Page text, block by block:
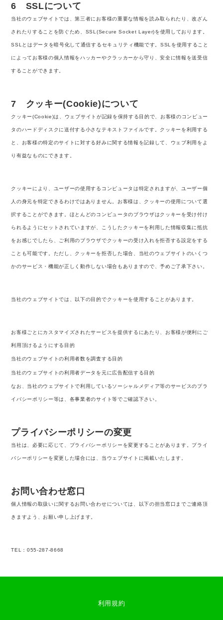
6 SSLについて
当社のウェブサイトでは、第三者にお客様の重要な情報を読み取られたり、改ざん
されたりすることを防ぐため、SSL(Secure Socket Layer)を使用しております。
SSLとはデータを暗号化して通信するセキュリティ機能です。SSLを使用すること
によってお客様の個人情報をハッカーやクラッカーから守り、安全に情報を送受信
することができます。
7 クッキー(Cookie)について
クッキー(Cookie)は、ウェブサイトが記録を保持する目的で、お客様のコンピュー
タのハードディスクに送付する小さなテキストファイルです。クッキーを利用する
と、お客様の特定のサイトに対する好みに関する情報を記録して、ウェブ利用をよ
り有益なものにできます。
クッキーにより、ユーザーの使用するコンピュータは特定されますが、ユーザー個
人の身元を特定できるわけではありません。お客様は、クッキーの使用について選
択することができます。ほとんどのコンピュータのブラウザはクッキーを受け付け
られるようにセットされていますが、こうしたクッキーを利用した情報収集に抵抗
をお感じでしたら、ご利用のブラウザでクッキーの受け入れを拒否する設定をする
ことも可能です。ただし、クッキーを拒否した場合、当社のウェブサイトのいくつ
かのサービス・機能が正しく動作しない場合もありますので、予めご了承下さい。
当社のウェブサイトでは、以下の目的でクッキーを使用することがあります。
お客様ごとにカスタマイズされたサービスを提供するにあたり、お客様が便利にご
利用頂けるようにする目的
当社のウェブサイトの利用者数を調査する目的
当社のウェブサイトの利用者データを元に広告配信する目的
なお、当社のウェブサイトで利用しているソーシャルメディア等のサービスのプラ
イバシーポリシー等は、各事業者のサイト等でご確認下さい。
プライバシーポリシーの変更
当社は、必要に応じて、プライバシーポリシーを変更することがあります。プライ
バシーポリシーを変更した場合には、当ウェブサイトに掲載いたします。
お問い合わせ窓口
個人情報の取扱いに関するお問い合わせについては、以下の担当窓口までご連絡頂
きますよう、お願い申し上げます。
TEL：055-287-8668
利用規約